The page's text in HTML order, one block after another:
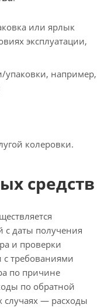
или ярлык
эксплуатации,
упаковки, например,
колеровки.
средств
с даты получения
и проверки
с требованиями
по причине
по обратной
случаях — расходы